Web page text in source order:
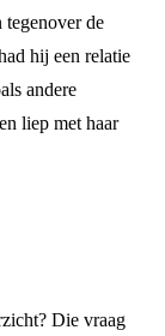
tegenover de
hij een relatie
andere
liep met haar
Die vraag